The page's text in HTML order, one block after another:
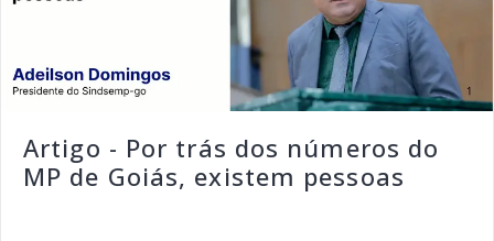
Artigo - Por trás dos números do
MP de Goiás, existem pessoas